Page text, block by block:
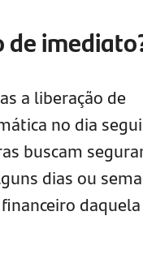
de
a liberação de
no dia
buscam
dias ou
daquela